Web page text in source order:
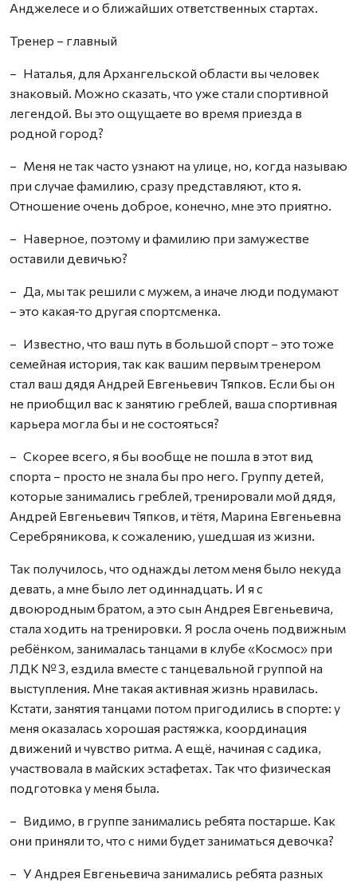
Анджелесе и о ближайших ответственных стартах.
Тренер – главный
– Наталья, для Архангельской области вы человек
знаковый. Можно сказать, что уже стали спортивной
легендой. Вы это ощущаете во время приезда в
родной город?
– Меня не так часто узнают на улице, но, когда называю
при случае фамилию, сразу представляют, кто я.
Отношение очень доброе, конечно, мне это приятно.
– Наверное, поэтому и фамилию при замужестве
оставили девичью?
– Да, мы так решили с мужем, а иначе люди подумают
– это какая‑то другая спортсменка.
– Известно, что ваш путь в большой спорт – это тоже
семейная история, так как вашим первым тренером
стал ваш дядя Андрей Евгеньевич Тяпков. Если бы он
не приобщил вас к занятию греблей, ваша спортивная
карьера могла бы и не состояться?
– Скорее всего, я бы вообще не пошла в этот вид
спорта – просто не знала бы про него. Группу детей,
которые занимались греблей, тренировали мой дядя,
Андрей Евгеньевич Тяпков, и тётя, Марина Евгеньевна
Серебряникова, к сожалению, ушедшая из жизни.
Так получилось, что однажды летом меня было некуда
девать, а мне было лет одиннадцать. И я с
двоюродным братом, а это сын Андрея Евгеньевича,
стала ходить на тренировки. Я росла очень подвижным
ребёнком, занималась танцами в клубе «Космос» при
ЛДК № 3, ездила вместе с танцевальной группой на
выступления. Мне такая активная жизнь нравилась.
Кстати, занятия танцами потом пригодились в спорте: у
меня оказалась хорошая растяжка, координация
движений и чувство ритма. А ещё, начиная с садика,
участвовала в майских эстафетах. Так что физическая
подготовка у меня была.
– Видимо, в группе занимались ребята постарше. Как
они приняли то, что с ними будет заниматься девочка?
– У Андрея Евгеньевича занимались ребята разных